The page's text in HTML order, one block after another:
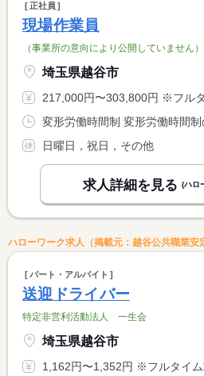
正社員
現場作業員
（事業所の意向により公開していません）
埼玉県越谷市
217,000円〜303,800円 ※フルタイム求人の場合は月額（換算額）、
日曜日，祝日，その他
求人詳細を見る (ハロ
ハローワーク求人（掲載元：越谷公共職業安
パート・アルバイト
送迎ドライバー
特定非営利活動法人 一生会
埼玉県越谷市
1,162円〜1,352円 ※フルタイム求人の場合は月額（換算額）、